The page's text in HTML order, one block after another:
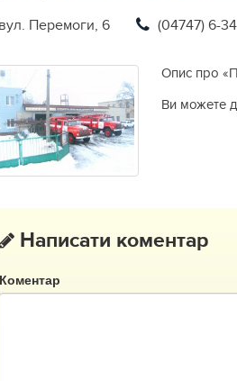
вул. Перемоги, 6 (04747) 6-
Опис про
Ви можете
Написати коментар
Коментар